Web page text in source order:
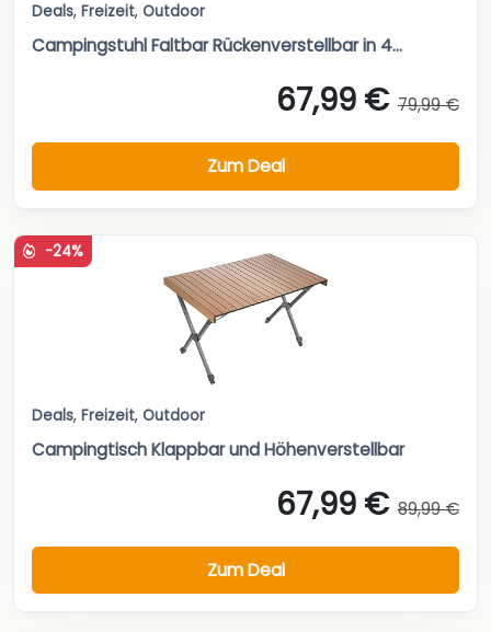
Deals, Freizeit, Outdoor
Campingstuhl Faltbar Rückenverstellbar in 4...
67,99 € 79,99 €
Zum Deal
-24%
Deals, Freizeit, Outdoor
Campingtisch Klappbar und Höhenverstellbar
67,99 € 89,99 €
Zum Deal